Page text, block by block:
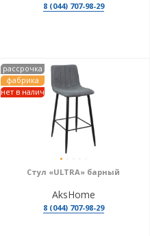
8 (044) 707-98-29
рассрочка
фабрика
нет в налич
Стул «ULTRA» барный
AksHome
8 (044) 707-98-29